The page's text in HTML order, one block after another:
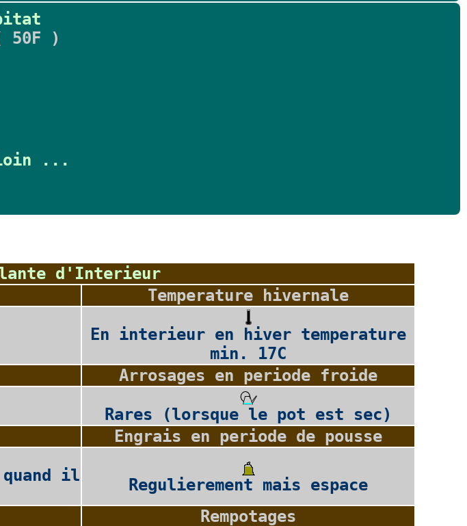
50F )
...
d'Interieur
Temperature hivernale
En interieur en hiver temperature
min. 17C
Arrosages en periode froide
Rares (lorsque le pot est sec)
Engrais en periode de pousse
quand il
Regulierement mais espace
Rempotages